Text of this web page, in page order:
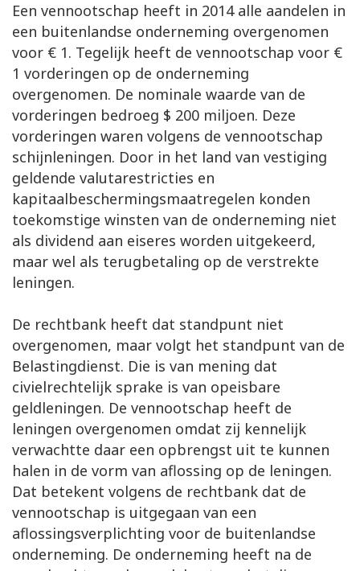
Een vennootschap heeft in 2014 alle aandelen in
een buitenlandse onderneming overgenomen
voor € 1. Tegelijk heeft de vennootschap voor €
1 vorderingen op de onderneming
overgenomen. De nominale waarde van de
vorderingen bedroeg $ 200 miljoen. Deze
vorderingen waren volgens de vennootschap
schijnleningen. Door in het land van vestiging
geldende valutarestricties en
kapitaalbeschermingsmaatregelen konden
toekomstige winsten van de onderneming niet
als dividend aan eiseres worden uitgekeerd,
maar wel als terugbetaling op de verstrekte
leningen.
De rechtbank heeft dat standpunt niet
overgenomen, maar volgt het standpunt van de
Belastingdienst. Die is van mening dat
civielrechtelijk sprake is van opeisbare
geldleningen. De vennootschap heeft de
leningen overgenomen omdat zij kennelijk
verwachtte daar een opbrengst uit te kunnen
halen in de vorm van aflossing op de leningen.
Dat betekent volgens de rechtbank dat de
vennootschap is uitgegaan van een
aflossingsverplichting voor de buitenlandse
onderneming. De onderneming heeft na de